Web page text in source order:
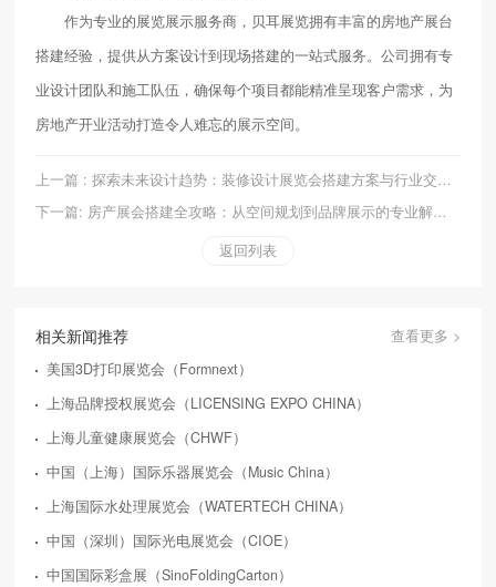
作为专业的展览展示服务商，贝耳展览拥有丰富的房地产展台
搭建经验，提供从方案设计到现场搭建的一站式服务。公司拥有专
业设计团队和施工队伍，确保每个项目都能精准呈现客户需求，为
房地产开业活动打造令人难忘的展示空间。
上一篇 : 探索未来设计趋势：装修设计展览会搭建方案与行业交流平台
返回列表
下一篇: 房产展会搭建全攻略：从空间规划到品牌展示的专业解决方案
相关新闻推荐
查看更多 >
美国3D打印展览会（Formnext）
上海品牌授权展览会（LICENSING EXPO CHINA）
上海儿童健康展览会（CHWF）
中国（上海）国际乐器展览会（Music China）
上海国际水处理展览会（WATERTECH CHINA）
中国（深圳）国际光电展览会（CIOE）
中国国际彩盒展（SinoFoldingCarton）